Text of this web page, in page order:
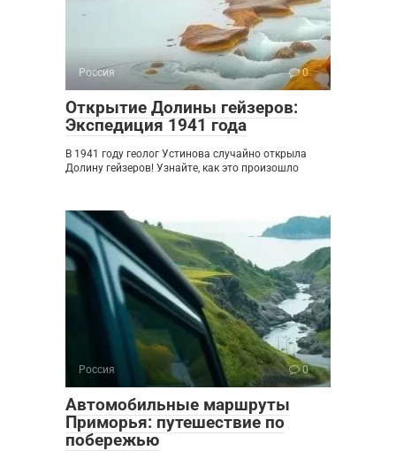
Россия 0
Открытие Долины гейзеров:
Экспедиция 1941 года
В 1941 году геолог Устинова случайно открыла
Долину гейзеров! Узнайте, как это произошло
Россия 0
Автомобильные маршруты
Приморья: путешествие по
побережью